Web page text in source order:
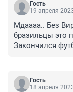
Гость
19 апреля
Мдаааа.. Без
бразильцы это
Закончился
платных), а у
Огонь,Гость
18 апреля